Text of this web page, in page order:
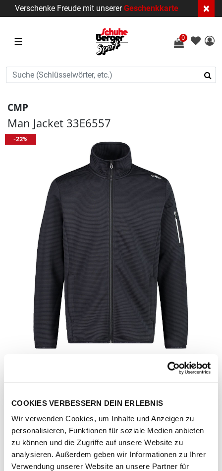
COOKIES VERBESSERN DEIN ERLEBNIS
Wir verwenden Cookies, um Inhalte und Anzeigen zu
personalisieren, Funktionen für soziale Medien anbieten
zu können und die Zugriffe auf unsere Website zu
analysieren. Außerdem geben wir Informationen zu Ihrer
Verwendung unserer Website an unsere Partner für
Verschenke Freude mit unsererGeschenkkarte ×
☰ 0
CMP
Man Jacket 33E6557
-22%
Artikel-Nr.33E6557-antracite
Farbe antracite